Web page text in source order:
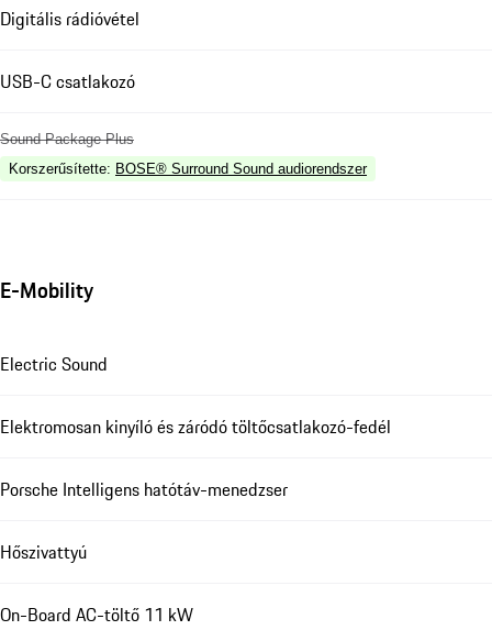
Digitális rádióvétel
USB-C csatlakozó
Sound Package Plus
Korszerűsítette: BOSE® Surround Sound audiorendszer
E-Mobility
Electric Sound
Elektromosan kinyíló és záródó töltőcsatlakozó-fedél
Porsche Intelligens hatótáv-menedzser
Hőszivattyú
On-Board AC-töltő 11 kW